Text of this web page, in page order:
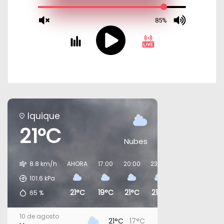
Iquique
21°C Nubes
8.8 km/h
101.6 kPa
65 %
AHORA
21°C
17:00
19°C
20:00
21°C
23:00
21°C
10 de agosto 21°C 17°C